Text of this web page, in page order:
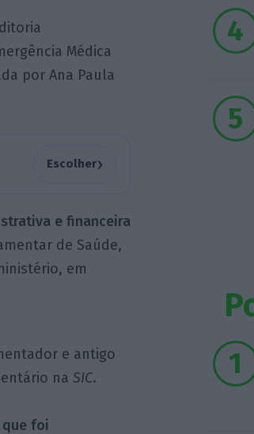
Médica
por Ana Paula
Escolher›
e financeira
de Saúde,
em
e antigo
na SIC.
que foi